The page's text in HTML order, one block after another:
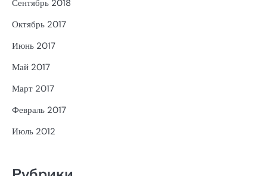
Сентябрь 2018
Октябрь 2017
Июнь 2017
Май 2017
Март 2017
Февраль 2017
Июль 2012